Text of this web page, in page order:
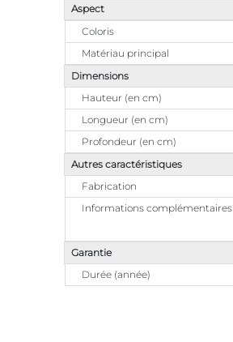
Aspect
Coloris
Matériau principal
Dimensions
Hauteur (en cm)
Longueur (en cm)
Profondeur (en cm)
Autres caractéristiques
Fabrication
Informations complémentaires
Garantie
Durée (année)